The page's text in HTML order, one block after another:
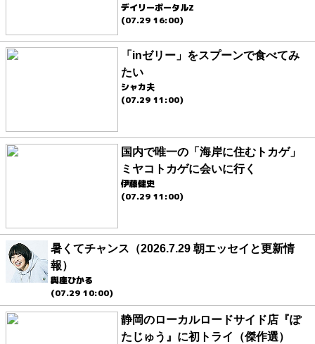
デイリーポータルZ
(07.29 16:00)
「inゼリー」をスプーンで食べてみ
たい
シャカ夫
(07.29 11:00)
国内で唯一の「海岸に住むトカゲ」
ミヤコトカゲに会いに行く
伊藤健史
(07.29 11:00)
暑くてチャンス（2026.7.29 朝エッセイと更新情
報）
與座ひかる
(07.29 10:00)
静岡のローカルロードサイド店『ぽ
たじゅう』に初トライ（傑作選）